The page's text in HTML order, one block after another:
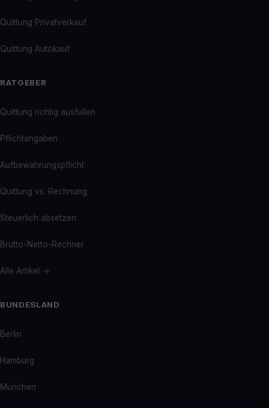
Quittung Privatverkauf
Quittung Autokauf
RATGEBER
Quittung richtig ausfüllen
Pflichtangaben
Aufbewahrungspflicht
Quittung vs. Rechnung
Steuerlich absetzen
Brutto-Netto-Rechner
Alle Artikel →
BUNDESLAND
Berlin
Hamburg
München